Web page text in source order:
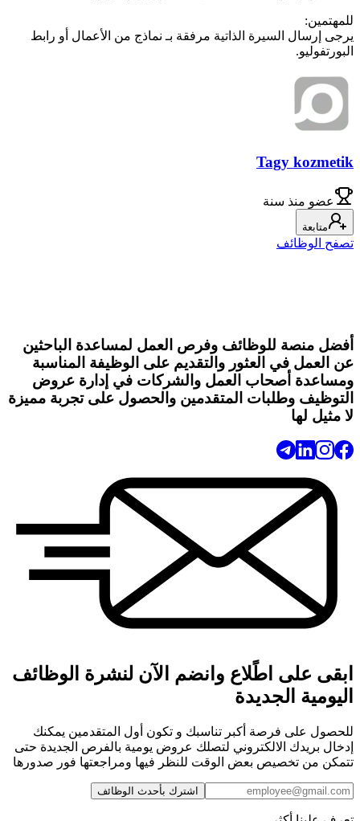
للمهتمين:
يرجى إرسال السيرة الذاتية مرفقة بـ نماذج من الأعمال أو رابط
البورتفوليو.
Tagy kozmetik
عضو منذ سنة
متابعة
تصفح الوظائف
أفضل منصة للوظائف وفرص العمل لمساعدة الباحثين
عن العمل في العثور والتقديم على الوظيفة المناسبة
ومساعدة أصحاب العمل والشركات في إدارة عروض
التوظيف وطلبات المتقدمين والحصول على تجربة مميزة
لا مثيل لها
ابقى على اطًلاع وانضم الآن لنشرة الوظائف
اليومية الجديدة
للحصول على فرصة أكبر تناسبك و تكون أول المتقدمين يمكنك
إدخال بريدك الالكتروني لتصلك عروض يومية بالفرص الجديدة حتى
تتمكن من تخصيص بعض الوقت للنظر فيها ومراجعتها فور صدورها
اشترك بأحدث الوظائف